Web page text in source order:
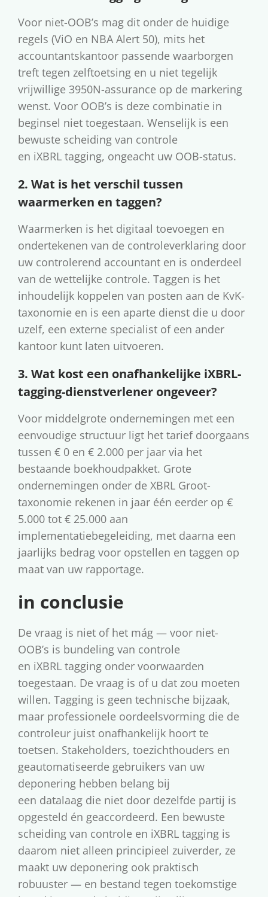
Voor niet-OOB’s mag dit onder de huidige
regels (ViO en NBA Alert 50), mits het
accountantskantoor passende waarborgen
treft tegen zelftoetsing en u niet tegelijk
vrijwillige 3950N-assurance op de markering
wenst. Voor OOB’s is deze combinatie in
beginsel niet toegestaan. Wenselijk is een
bewuste scheiding van controle
en iXBRL tagging, ongeacht uw OOB-status.
2. Wat is het verschil tussen
waarmerken en taggen?
Waarmerken is het digitaal toevoegen en
ondertekenen van de controleverklaring door
uw controlerend accountant en is onderdeel
van de wettelijke controle. Taggen is het
inhoudelijk koppelen van posten aan de KvK-
taxonomie en is een aparte dienst die u door
uzelf, een externe specialist of een ander
kantoor kunt laten uitvoeren.
3. Wat kost een onafhankelijke iXBRL-
tagging-dienstverlener ongeveer?
Voor middelgrote ondernemingen met een
eenvoudige structuur ligt het tarief doorgaans
tussen € 0 en € 2.000 per jaar via het
bestaande boekhoudpakket. Grote
ondernemingen onder de XBRL Groot-
taxonomie rekenen in jaar één eerder op €
5.000 tot € 25.000 aan
implementatiebegeleiding, met daarna een
jaarlijks bedrag voor opstellen en taggen op
maat van uw rapportage.
in conclusie
De vraag is niet of het mág — voor niet-
OOB’s is bundeling van controle
en iXBRL tagging onder voorwaarden
toegestaan. De vraag is of u dat zou moeten
willen. Tagging is geen technische bijzaak,
maar professionele oordeelsvorming die de
controleur juist onafhankelijk hoort te
toetsen. Stakeholders, toezichthouders en
geautomatiseerde gebruikers van uw
deponering hebben belang bij
een datalaag die niet door dezelfde partij is
opgesteld én geaccordeerd. Een bewuste
scheiding van controle en iXBRL tagging is
daarom niet alleen principieel zuiverder, ze
maakt uw deponering ook praktisch
robuuster — en bestand tegen toekomstige